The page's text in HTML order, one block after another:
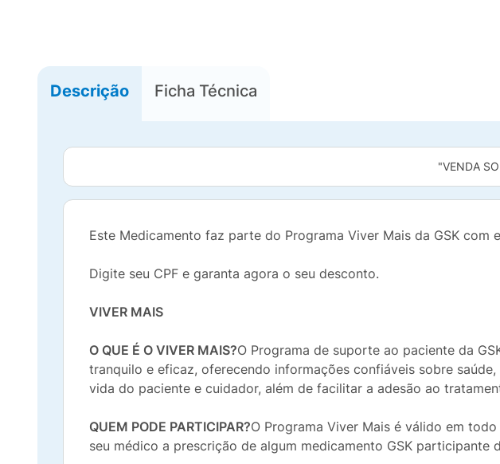
Descrição Ficha Técnica
"VENDA
Este Medicamento faz parte do Programa Viver Mais da GSK
Digite seu CPF e garanta agora o seu desconto.
VIVER MAIS
O QUE É O VIVER MAIS?O Programa de suporte ao paciente da
tranquilo e eficaz, oferecendo informações confiáveis sobre
vida do paciente e cuidador, além de facilitar a adesão ao
QUEM PODE PARTICIPAR?O Programa Viver Mais é válido em
seu médico a prescrição de algum medicamento GSK participante